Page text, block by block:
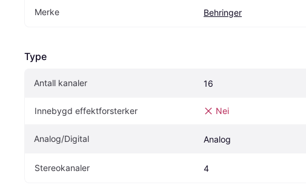
Merke Behringer
Type
Antall kanaler 16
Innebygd effektforsterker Nei
Analog/Digital Analog
Stereokanaler 4